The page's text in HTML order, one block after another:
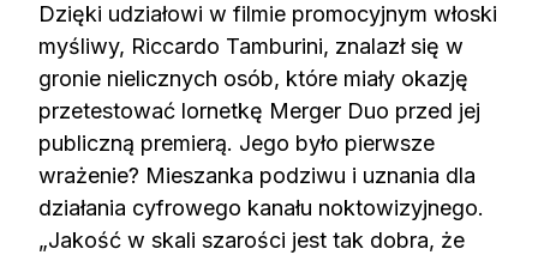
Dzięki udziałowi w filmie promocyjnym włoski
myśliwy, Riccardo Tamburini, znalazł się w
gronie nielicznych osób, które miały okazję
przetestować lornetkę Merger Duo przed jej
publiczną premierą. Jego było pierwsze
wrażenie? Mieszanka podziwu i uznania dla
działania cyfrowego kanału noktowizyjnego.
„Jakość w skali szarości jest tak dobra, że